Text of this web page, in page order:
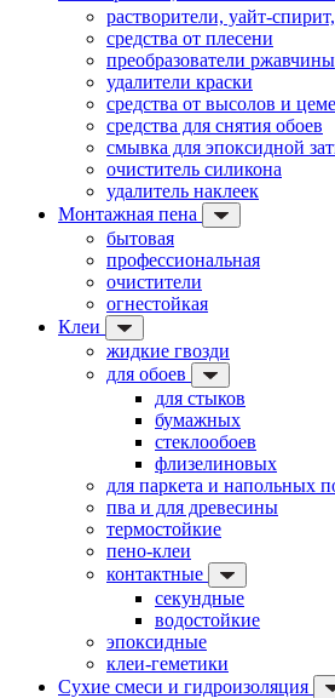
растворители, уайт-
средства от плесени
преобразователи ржавчины
удалители краски
средства от высолов и
средства для снятия обоев
смывка для эпоксидной
очиститель силикона
удалитель наклеек
Монтажная пена
бытовая
профессиональная
очистители
огнестойкая
Клеи
жидкие гвозди
для обоев
для стыков
бумажных
стеклообоев
флизелиновых
для паркета и напольных
пва и для древесины
термостойкие
пено-клеи
контактные
секундные
водостойкие
эпоксидные
клеи-геметики
Сухие смеси и гидроизоляция